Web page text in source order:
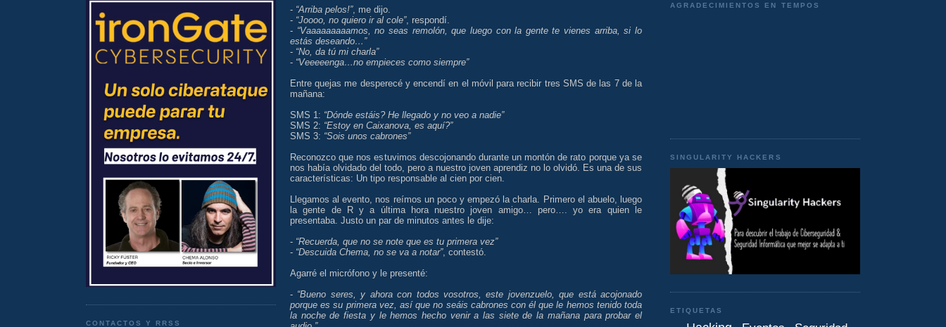
CONTACTOS Y RRSS
- “Arriba pelos!”, me dijo.
- “Joooo, no quiero ir al cole”, respondí.
- “Vaaaaaaaaamos, no seas remolón, que luego con la gente te vienes arriba, si lo
estás deseando…”
- “No, da tú mi charla”
- “Veeeeenga…no empieces como siempre”
Entre quejas me desperecé y encendí en el móvil para recibir tres SMS de las 7 de la
mañana:
SMS 1: “Dónde estáis? He llegado y no veo a nadie”
SMS 2: “Estoy en Caixanova, es aquí?”
SMS 3: “Sois unos cabrones”
Reconozco que nos estuvimos descojonando durante un montón de rato porque ya se
nos había olvidado del todo, pero a nuestro joven aprendiz no lo olvidó. Es una de sus
características: Un tipo responsable al cien por cien.
Llegamos al evento, nos reímos un poco y empezó la charla. Primero el abuelo, luego
la gente de R y a última hora nuestro joven amigo… pero…. yo era quien le
presentaba. Justo un par de minutos antes le dije:
- “Recuerda, que no se note que es tu primera vez”
- “Descuida Chema, no se va a notar”, contestó.
Agarré el micrófono y le presenté:
- “Bueno seres, y ahora con todos vosotros, este jovenzuelo, que está acojonado
porque es su primera vez, así que no seáis cabrones con él que le hemos tenido toda
la noche de fiesta y le hemos hecho venir a las siete de la mañana para probar el
AGRADECIMIENTOS EN TEMPOS
SINGULARITY HACKERS
ETIQUETAS